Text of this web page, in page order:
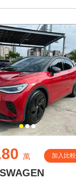
萬 加入比較